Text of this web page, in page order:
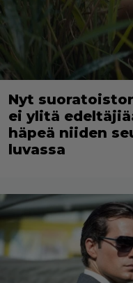
Nyt
ei ylitä
häpeä niiden
luvassa